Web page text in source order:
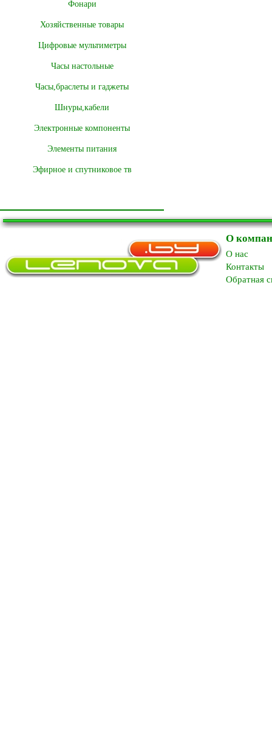
Фонари
Хозяйственные товары
Цифровые мультиметры
Часы настольные
Часы,браслеты и гаджеты
Шнуры,кабели
Электронные компоненты
Элементы питания
Эфирное и спутниковое тв
О
O нас
Контакты
Обратная